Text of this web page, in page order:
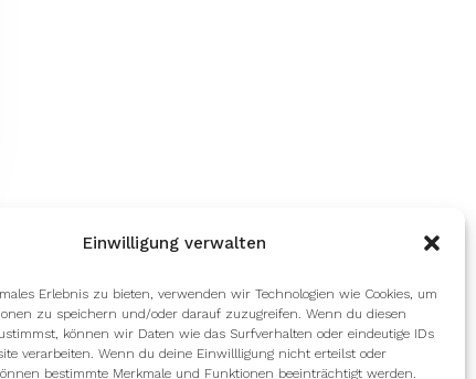
Einwilligung verwalten
Erlebnis zu bieten, verwenden wir Technologien wie Cookies, um
zu speichern und/oder darauf zuzugreifen. Wenn du diesen
können wir Daten wie das Surfverhalten oder eindeutige IDs
verarbeiten. Wenn du deine Einwillligung nicht erteilst oder
bestimmte Merkmale und Funktionen beeinträchtigt werden.